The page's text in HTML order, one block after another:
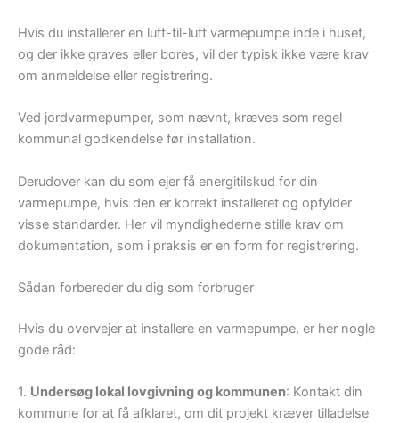
Hvis du installerer en luft-til-luft varmepumpe inde i huset,
og der ikke graves eller bores, vil der typisk ikke være krav
om anmeldelse eller registrering.
Ved jordvarmepumper, som nævnt, kræves som regel
kommunal godkendelse før installation.
Derudover kan du som ejer få energitilskud for din
varmepumpe, hvis den er korrekt installeret og opfylder
visse standarder. Her vil myndighederne stille krav om
dokumentation, som i praksis er en form for registrering.
Sådan forbereder du dig som forbruger
Hvis du overvejer at installere en varmepumpe, er her nogle
gode råd:
1. Undersøg lokal lovgivning og kommunen: Kontakt din
kommune for at få afklaret, om dit projekt kræver tilladelse